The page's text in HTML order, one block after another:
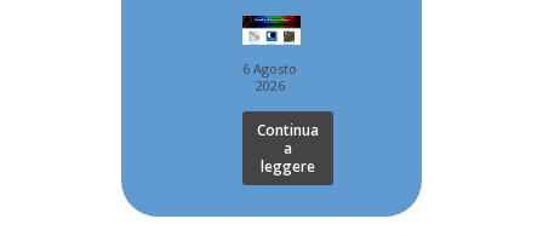
6 Agosto
2026
Continua
a
leggere